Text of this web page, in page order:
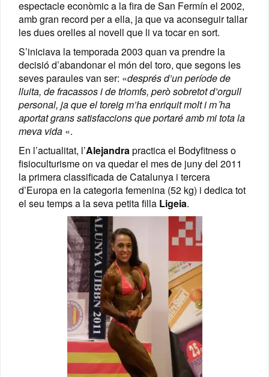
espectacle econòmic a la fira de San Fermín el 2002,
amb gran record per a ella, ja que va aconseguir tallar
les dues orelles al novell que li va tocar en sort.
S’iniciava la temporada 2003 quan va prendre la
decisió d’abandonar el món del toro, que segons les
seves paraules van ser: «després d’un període de
lluita, de fracassos i de triomfs, però sobretot d’orgull
personal, ja que el toreig m’ha enriquit molt i m´ha
aportat grans satisfaccions que portaré amb mi tota la
meva vida «.
En l’actualitat, l’Alejandrapractica el Bodyfitness o
fisioculturisme on va quedar el mes de juny del 2011
la primera classificada de Catalunya i tercera
d’Europa en la categoria femenina (52 kg) i dedica tot
el seu temps a la seva petita filla Ligeia.